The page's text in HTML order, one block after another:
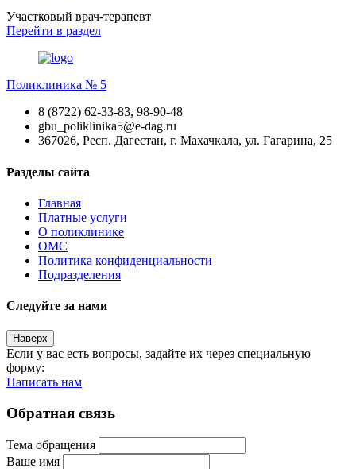
Участковый врач-терапевт
Перейти в раздел
Поликлиника № 5
8 (8722) 62-33-83, 98-90-48
gbu_poliklinika5@e-dag.ru
367026, Респ. Дагестан, г. Махачкала, ул. Гагарина, 25
Разделы сайта
Главная
Платные услуги
О поликлинике
ОМС
Политика конфиденциальности
Подразделения
Следуйте за нами
Наверх
Если у вас есть вопросы, задайте их через специальную
форму:
Написать нам
Обратная связь
Тема обращения
Ваше имя